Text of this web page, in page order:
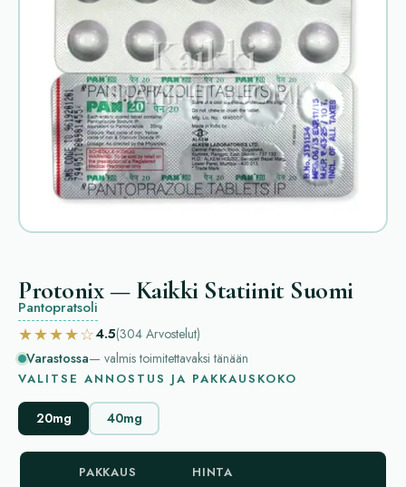
Protonix — Kaikki Statiinit Suomi
Pantopratsoli
★★★★☆4.5(304 Arvostelut)
Varastossa— valmis toimitettavaksi tänään
VALITSE ANNOSTUS JA PAKKAUSKOKO
20mg 40mg
PAKKAUS HINTA